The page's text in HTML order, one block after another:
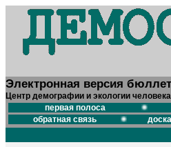
Электронная версия
Центр демографии и экологии
первая полоса
обратная связь